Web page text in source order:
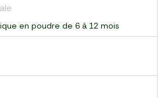
en poudre de 6 à 12 mois